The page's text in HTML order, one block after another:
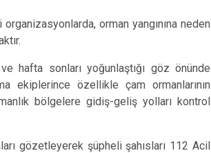
orman yangınına neden
hafta sonları yoğunlaştığı göz önünde
ekiplerince özellikle çam ormanlarının
bölgelere gidiş-geliş yolları kontrol
gözetleyerek şüpheli şahısları 112 Acil